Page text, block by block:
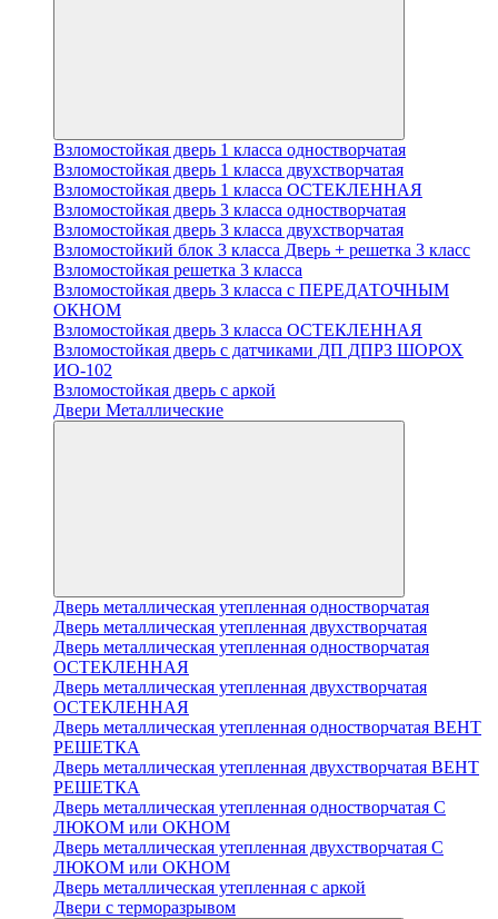
Взломостойкая дверь 1 класса одностворчатая
Взломостойкая дверь 1 класса двухстворчатая
Взломостойкая дверь 1 класса ОСТЕКЛЕННАЯ
Взломостойкая дверь 3 класса одностворчатая
Взломостойкая дверь 3 класса двухстворчатая
Взломостойкий блок 3 класса Дверь + решетка 3 класс
Взломостойкая решетка 3 класса
Взломостойкая дверь 3 класса с ПЕРЕДАТОЧНЫМ
ОКНОМ
Взломостойкая дверь 3 класса ОСТЕКЛЕННАЯ
Взломостойкая дверь с датчиками ДП ДПРЗ ШОРОХ
ИО-102
Взломостойкая дверь с аркой
Двери Металлические
Дверь металлическая утепленная одностворчатая
Дверь металлическая утепленная двухстворчатая
Дверь металлическая утепленная одностворчатая
ОСТЕКЛЕННАЯ
Дверь металлическая утепленная двухстворчатая
ОСТЕКЛЕННАЯ
Дверь металлическая утепленная одностворчатая ВЕНТ
РЕШЕТКА
Дверь металлическая утепленная двухстворчатая ВЕНТ
РЕШЕТКА
Дверь металлическая утепленная одностворчатая С
ЛЮКОМ или ОКНОМ
Дверь металлическая утепленная двухстворчатая С
ЛЮКОМ или ОКНОМ
Дверь металлическая утепленная с аркой
Двери с терморазрывом